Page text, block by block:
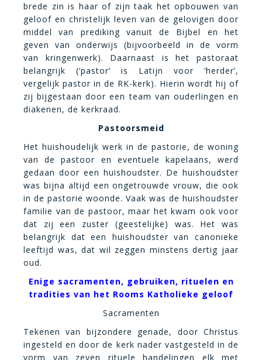
brede zin is haar of zijn taak het opbouwen van
geloof en christelijk leven van de gelovigen door
middel van prediking vanuit de Bijbel en het
geven van onderwijs (bijvoorbeeld in de vorm
van kringenwerk). Daarnaast is het pastoraat
belangrijk (‘pastor’ is Latijn voor ‘herder’,
vergelijk pastor in de RK-kerk). Hierin wordt hij of
zij bijgestaan door een team van ouderlingen en
diakenen, de kerkraad.
Pastoorsmeid
Het huishoudelijk werk in de pastorie, de woning
van de pastoor en eventuele kapelaans, werd
gedaan door een huishoudster. De huishoudster
was bijna altijd een ongetrouwde vrouw, die ook
in de pastorie woonde. Vaak was de huishoudster
familie van de pastoor, maar het kwam ook voor
dat zij een zuster (geestelijke) was. Het was
belangrijk dat een huishoudster van canonieke
leeftijd was, dat wil zeggen minstens dertig jaar
oud.
Enige sacramenten, gebruiken, rituelen en
tradities van het Rooms Katholieke geloof
Sacramenten
Tekenen van bijzondere genade, door Christus
ingesteld en door de kerk nader vastgesteld in de
vorm van zeven rituele handelingen elk met